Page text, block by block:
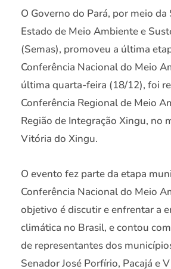
O Governo do Pará, por meio da
Estado de Meio Ambiente e
(Semas), promoveu a última
Conferência Nacional do Meio
última quarta-feira (18/12), foi
Conferência Regional de Meio
Região de Integração Xingu, no
Vitória do Xingu.
O evento fez parte da etapa
Conferência Nacional do Meio
objetivo é discutir e enfrentar a
climática no Brasil, e contou
de representantes dos
Senador José Porfírio, Pacajá e